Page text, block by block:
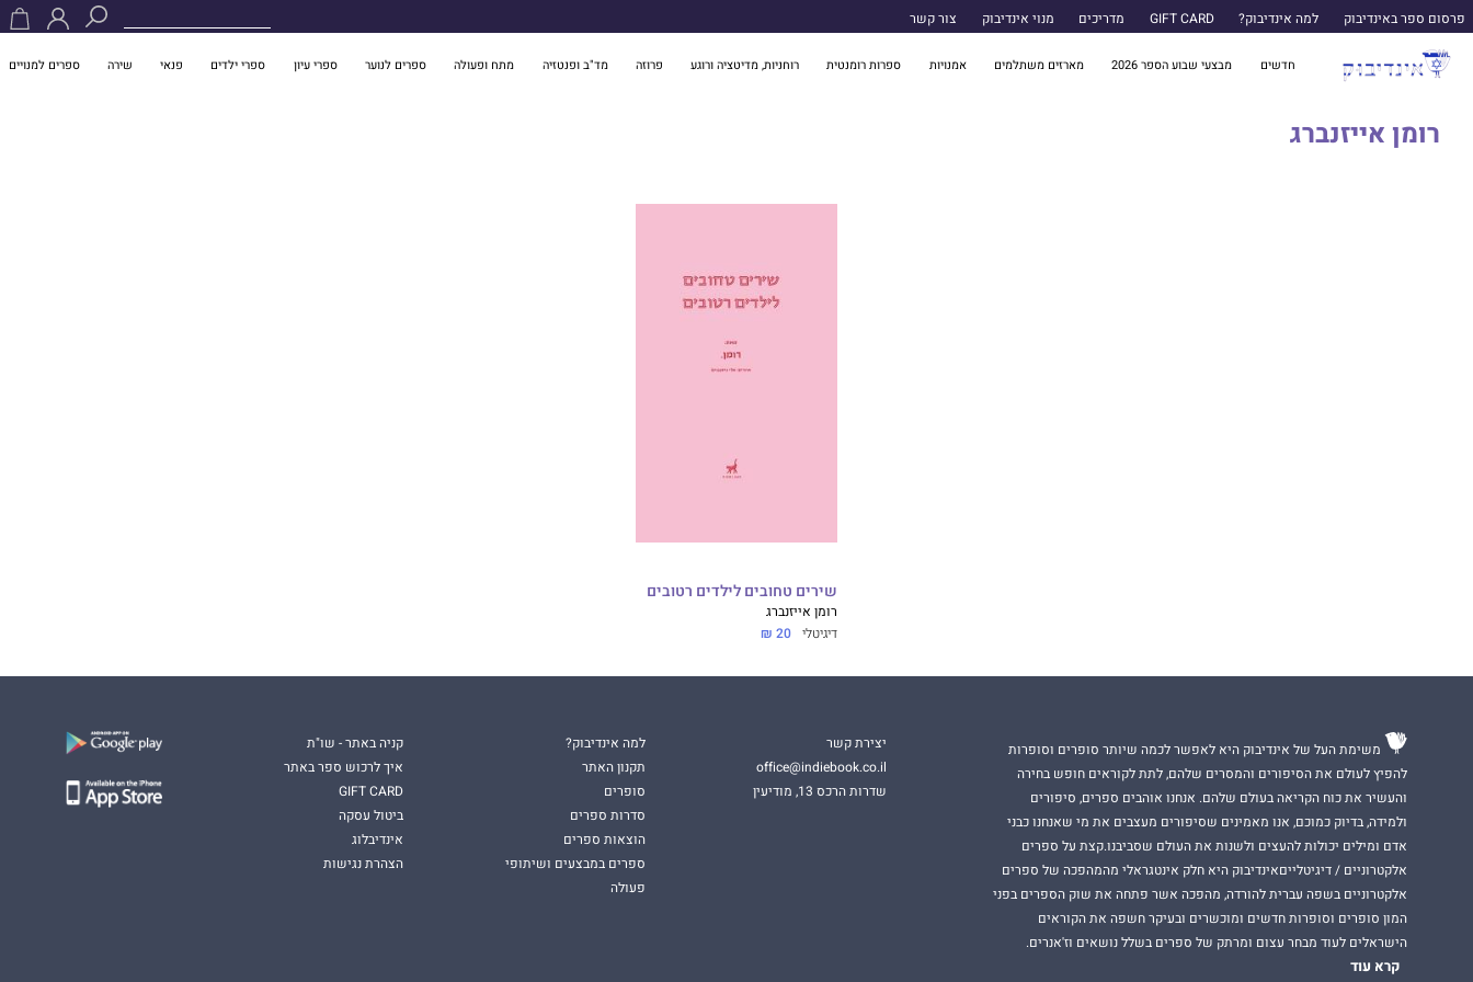
פרסום ספר באינדיבוק למה אינדיבוק? GIFT CARD מדריכים מנוי אינדיבוק צור קשר
חדשים מבצעי שבוע הספר 2026 מארזים משתלמים אמנויות ספרות רומנטית רוחניות, מדיטציה ורוגע פרוזה מד"ב ופנטזיה מתח ופעולה ספרים לנוער ספרי עיון ספרי ילדים פנאי שירה ספרים למנויים
רומן אייזנברג
שירים טחובים לילדים רטובים
רומן אייזנברג
דיגיטלי 20 ₪
משימת העל של אינדיבוק היא לאפשר לכמה שיותר סופרים וסופרות
להפיץ לעולם את הסיפורים והמסרים שלהם, לתת לקוראים חופש בחירה
והעשיר את כוח הקריאה בעולם שלהם. אנחנו אוהבים ספרים, סיפורים
ולמידה, בדיוק כמוכם, אנו מאמינים שסיפורים מעצבים את מי שאנחנו כבני
אדם ומילים יכולות להעצים ולשנות את העולם שסביבנו.קצת על ספרים
אלקטרוניים / דיגיטלייםאינדיבוק היא חלק אינטגראלי מהמהפכה של ספרים
אלקטרוניים בשפה עברית להורדה, מהפכה אשר פתחה את שוק הספרים בפני
המון סופרים וסופרות חדשים ומוכשרים ובעיקר חשפה את הקוראים
הישראלים לעוד מבחר עצום ומרתק של ספרים בשלל נושאים וז'אנרים.
קרא עוד
יצירת קשר
office@indiebook.co.il
שדרות הרכס 13, מודיעין
למה אינדיבוק?
תקנון האתר
סופרים
סדרות ספרים
הוצאות ספרים
ספרים במבצעים ושיתופי
פעולה
קניה באתר - שו"ת
איך לרכוש ספר באתר
GIFT CARD
ביטול עסקה
אינדיבלוג
הצהרת נגישות